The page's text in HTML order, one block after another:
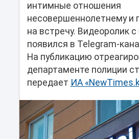
интимные отношения
несовершеннолетнему и
на встречу. Видеоролик
появился в Telegram-
На публикацию
департаменте полиции
передает ИА